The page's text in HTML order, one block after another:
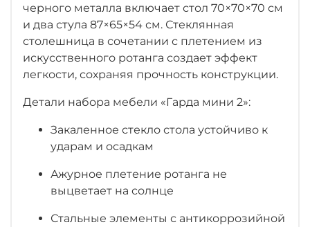
черного металла включает стол 70×70×70 см
и два стула 87×65×54 см. Стеклянная
столешница в сочетании с плетением из
искусственного ротанга создает эффект
легкости, сохраняя прочность конструкции.
Детали набора мебели «Гарда мини 2»:
Закаленное стекло стола устойчиво к
ударам и осадкам
Ажурное плетение ротанга не
выцветает на солнце
Стальные элементы с антикоррозийной